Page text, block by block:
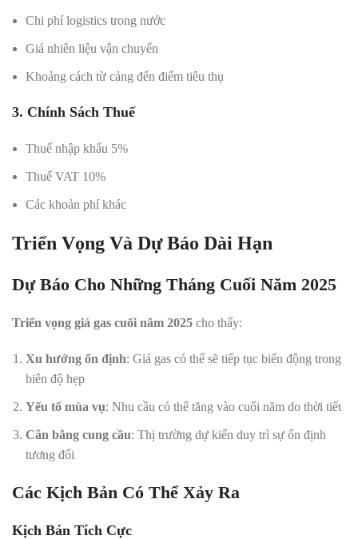
Chi phí logistics trong nước
Giá nhiên liệu vận chuyển
Khoảng cách từ cảng đến điểm tiêu thụ
3. Chính Sách Thuế
Thuế nhập khẩu 5%
Thuế VAT 10%
Các khoản phí khác
Triển Vọng Và Dự Báo Dài Hạn
Dự Báo Cho Những Tháng Cuối Năm 2025
Triển vọng giá gas cuối năm 2025 cho thấy:
Xu hướng ổn định: Giá gas có thể sẽ tiếp tục biến động trong
biên độ hẹp
Yếu tố mùa vụ: Nhu cầu có thể tăng vào cuối năm do thời tiết
Cân bằng cung cầu: Thị trường dự kiến duy trì sự ổn định
tương đối
Các Kịch Bản Có Thể Xảy Ra
Kịch Bản Tích Cực